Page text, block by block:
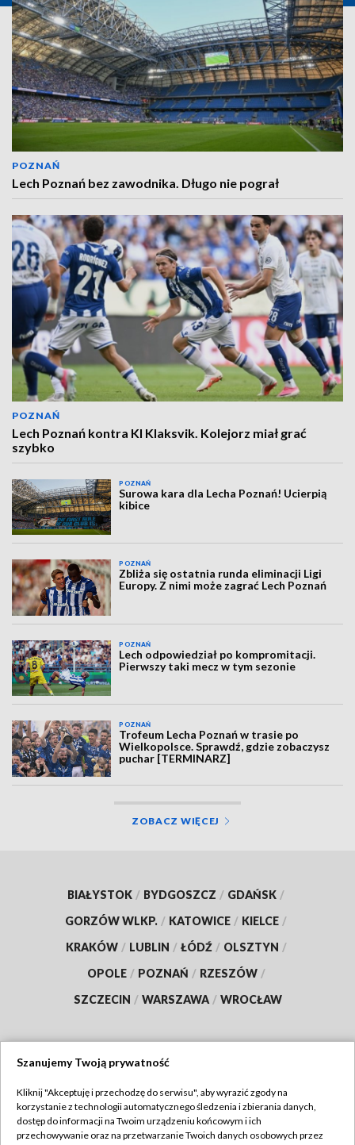
POZNAŃ
Lech Poznań bez zawodnika. Długo nie pograł
POZNAŃ
Lech Poznań kontra KI Klaksvik. Kolejorz miał grać
szybko
POZNAŃ
Surowa kara dla Lecha Poznań! Ucierpią
kibice
POZNAŃ
Zbliża się ostatnia runda eliminacji Ligi
Europy. Z nimi może zagrać Lech Poznań
POZNAŃ
Lech odpowiedział po kompromitacji.
Pierwszy taki mecz w tym sezonie
POZNAŃ
Trofeum Lecha Poznań w trasie po
Wielkopolsce. Sprawdź, gdzie zobaczysz
puchar [TERMINARZ]
ZOBACZ WIĘCEJ
BIAŁYSTOK / BYDGOSZCZ / GDAŃSK /
GORZÓW WLKP. / KATOWICE / KIELCE /
KRAKÓW / LUBLIN / ŁÓDŹ / OLSZTYN /
OPOLE / POZNAŃ / RZESZÓW /
SZCZECIN / WARSZAWA / WROCŁAW
TVP
Abonament TVP
Regulamin TVP
Szanujemy Twoją prywatność
Kliknij "Akceptuję i przechodzę do serwisu", aby wyrazić zgody na
korzystanie z technologii automatycznego śledzenia i zbierania danych,
dostęp do informacji na Twoim urządzeniu końcowym i ich
przechowywanie oraz na przetwarzanie Twoich danych osobowych przez